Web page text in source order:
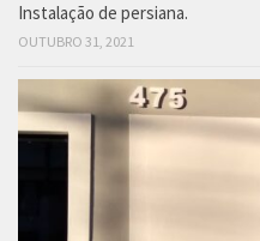
Instalação de persiana.
OUTUBRO 31, 2021